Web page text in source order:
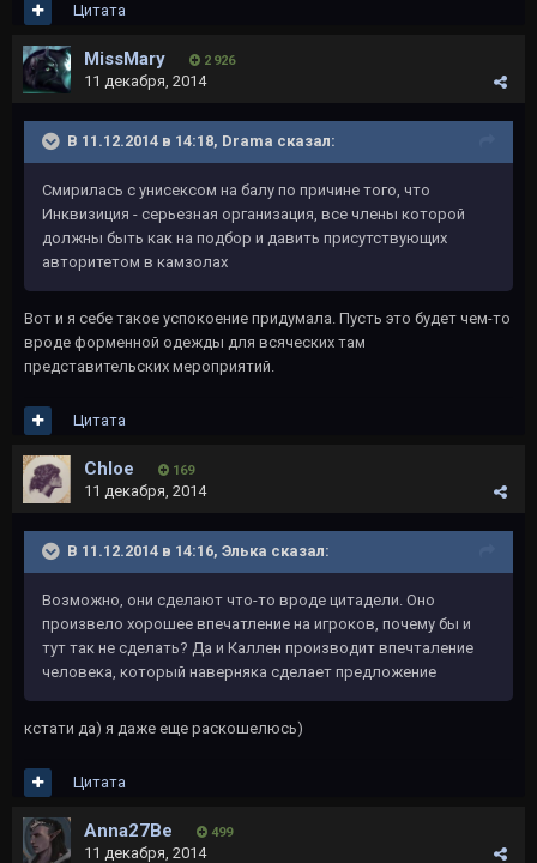
Цитата
MissMary 2 926
11 декабря, 2014
В 11.12.2014 в 14:18, Drama сказал:
Смирилась с унисексом на балу по причине того, что
Инквизиция - серьезная организация, все члены которой
должны быть как на подбор и давить присутствующих
авторитетом в камзолах
Вот и я себе такое успокоение придумала. Пусть это будет чем-то
вроде форменной одежды для всяческих там
представительских мероприятий.
Цитата
Chloe 169
11 декабря, 2014
В 11.12.2014 в 14:16, Элька сказал:
Возможно, они сделают что-то вроде цитадели. Оно
произвело хорошее впечатление на игроков, почему бы и
тут так не сделать? Да и Каллен производит впечталение
человека, который наверняка сделает предложение
кстати да) я даже еще раскошелюсь)
Цитата
Anna27Be 499
11 декабря, 2014